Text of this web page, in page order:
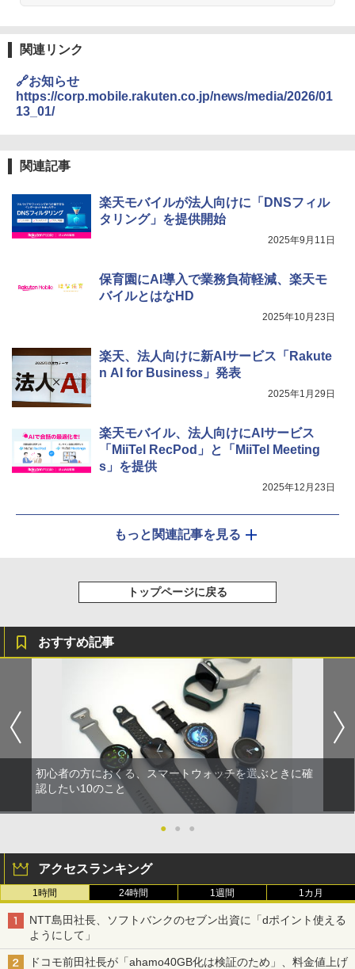
関連リンク
🔗お知らせ
https://corp.mobile.rakuten.co.jp/news/media/2026/01
13_01/
関連記事
楽天モバイルが法人向けに「DNSフィル
タリング」を提供開始
2025年9月11日
保育園にAI導入で業務負荷軽減、楽天モ
バイルとはなHD
2025年10月23日
楽天、法人向けに新AIサービス「Rakute
n AI for Business」発表
2025年1月29日
楽天モバイル、法人向けにAIサービス
「MiiTel RecPod」と「MiiTel Meeting
s」を提供
2025年12月23日
もっと関連記事を見る
トップページに戻る
おすすめ記事
初心者の方におくる、スマートウォッチを選ぶときに確
認したい10のこと
● ● ●
アクセスランキング
1時間 24時間 1週間 1カ月
NTT島田社長、ソフトバンクのセブン出資に「dポイント使える
ようにして」
ドコモ前田社長が「ahamo40GB化は検証のため」、料金値上げ